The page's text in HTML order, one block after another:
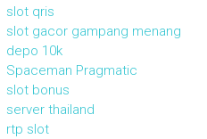
slot qris
slot gacor gampang menang
depo 10k
Spaceman Pragmatic
slot bonus
server thailand
rtp slot